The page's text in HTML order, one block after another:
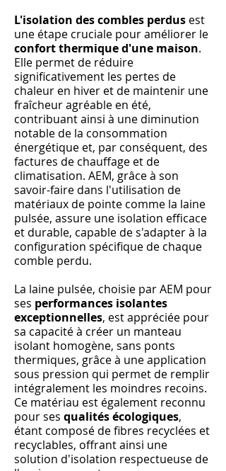
L'isolation des combles perdus est
une étape cruciale pour améliorer le
confort thermique d'une maison.
Elle permet de réduire
significativement les pertes de
chaleur en hiver et de maintenir une
fraîcheur agréable en été,
contribuant ainsi à une diminution
notable de la consommation
énergétique et, par conséquent, des
factures de chauffage et de
climatisation. AEM, grâce à son
savoir-faire dans l'utilisation de
matériaux de pointe comme la laine
pulsée, assure une isolation efficace
et durable, capable de s'adapter à la
configuration spécifique de chaque
comble perdu.
La laine pulsée, choisie par AEM pour
ses performances isolantes
exceptionnelles, est appréciée pour
sa capacité à créer un manteau
isolant homogène, sans ponts
thermiques, grâce à une application
sous pression qui permet de remplir
intégralement les moindres recoins.
Ce matériau est également reconnu
pour ses qualités écologiques,
étant composé de fibres recyclées et
recyclables, offrant ainsi une
solution d'isolation respectueuse de